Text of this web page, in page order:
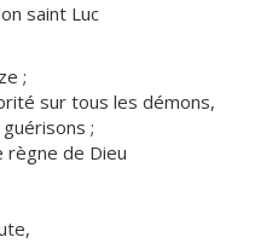
saint Luc
;
sur tous les démons,
;
de Dieu